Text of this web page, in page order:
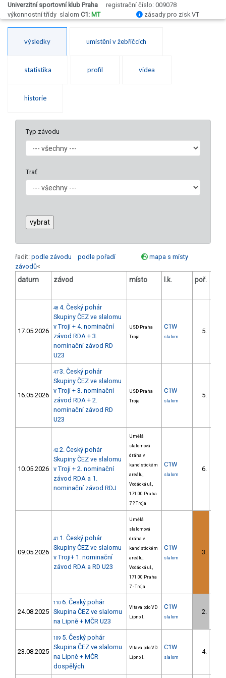
Univerzitní sportovní klub Praha
registrační číslo: 009078
výkonnostní třídy slalom C1: MT zásady pro zisk VT
výsledky umístění v žebříčcích
statistika profil videa
historie
Typ závodu
Trať
řadit: podle závodu podle pořadí
mapa s místy
závodů<
datum závod místo l.k. poř.
17.05.2026
48 4. Český pohár
Skupiny ČEZ ve slalomu
v Troji + 4. nominační
závod RDA + 3.
nominační závod RD
U23
USD Praha
Troja
C1W
slalom
5.
16.05.2026
47 3. Český pohár
Skupiny ČEZ ve slalomu
v Troji + 3. nominační
závod RDA + 2.
nominační závod RD
U23
USD Praha
Troja
C1W
slalom
5.
10.05.2026
42 2. Český pohár
Skupiny ČEZ ve slalomu
v Troji + 2. nominační
závod RDA a 1.
nominační závod RDJ
Umělá
slalomová
dráha v
kanoistickém
areálu,
Vodácká ul.,
171 00 Praha
7 ? Troja
C1W
slalom
6.
09.05.2026
41 1. Český pohár
Skupiny ČEZ ve slalomu
v Troji+ 1. nominační
závod RDA a RD U23
Umělá
slalomová
dráha v
kanoistickém
areálu,
Vodácká ul.,
171 00 Praha
7 - Troja
C1W
slalom
3.
24.08.2025
110 6. Český pohár
Skupina ČEZ ve slalomu
na Lipně + MČR U23
Vltava pdo VD
Lipno I.
C1W
slalom
2.
23.08.2025
109 5. Český pohár
Skupina ČEZ ve slalomu
na Lipně + MČR
dospělých
Vltava pdo VD
Lipno I.
C1W
slalom
4.